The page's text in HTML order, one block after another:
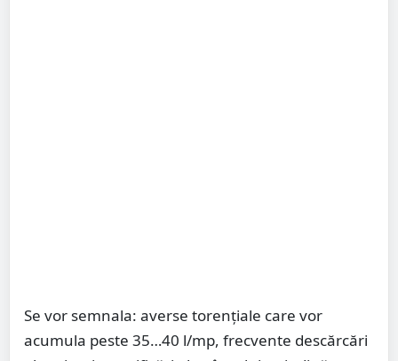
Se vor semnala: averse torenţiale care vor
acumula peste 35…40 l/mp, frecvente descărcări